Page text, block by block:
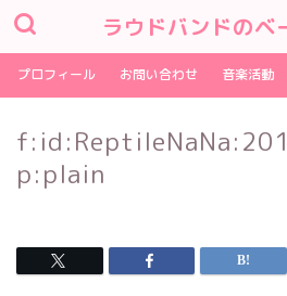
ラウドバンドのベ
プロフィール お問い合わせ 音楽活動
p:plain